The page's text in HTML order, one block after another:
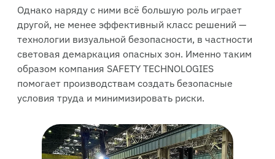
Однако наряду с ними всё большую роль играет
другой, не менее эффективный класс решений —
технологии визуальной безопасности, в частности
световая демаркация опасных зон. Именно таким
образом компания SAFETY TECHNOLOGIES
помогает производствам создать безопасные
условия труда и минимизировать риски.